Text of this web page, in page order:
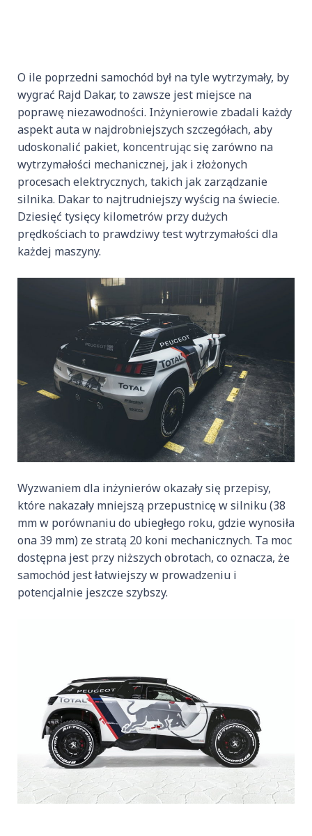
O ile poprzedni samochód był na tyle wytrzymały, by
wygrać Rajd Dakar, to zawsze jest miejsce na
poprawę niezawodności. Inżynierowie zbadali każdy
aspekt auta w najdrobniejszych szczegółach, aby
udoskonalić pakiet, koncentrując się zarówno na
wytrzymałości mechanicznej, jak i złożonych
procesach elektrycznych, takich jak zarządzanie
silnika. Dakar to najtrudniejszy wyścig na świecie.
Dziesięć tysięcy kilometrów przy dużych
prędkościach to prawdziwy test wytrzymałości dla
każdej maszyny.
Wyzwaniem dla inżynierów okazały się przepisy,
które nakazały mniejszą przepustnicę w silniku (38
mm w porównaniu do ubiegłego roku, gdzie wynosiła
ona 39 mm) ze stratą 20 koni mechanicznych. Ta moc
dostępna jest przy niższych obrotach, co oznacza, że
samochód jest łatwiejszy w prowadzeniu i
potencjalnie jeszcze szybszy.